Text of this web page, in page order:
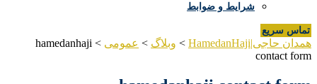
شرایط و ضوابط
تماس سریع
همدان حاجی|HamedanHaji > وبلاگ > عمومی >
hamedanhaji
contact form